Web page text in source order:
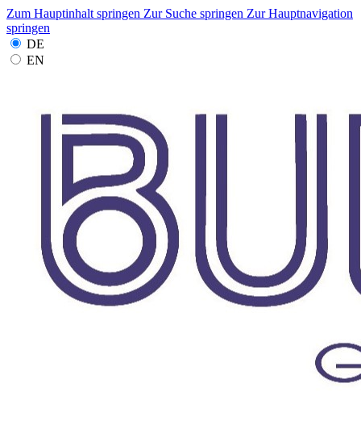
Zum Hauptinhalt springen Zur Suche springen Zur Hauptnavigation
springen
DE
EN